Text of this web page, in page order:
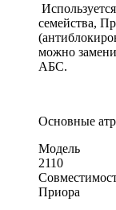
семейства,
можно
АБС.
Основные
Модель
2110
Приора